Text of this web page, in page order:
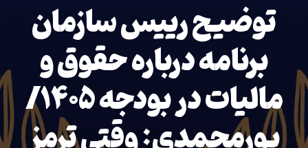
توضیح رییس سازمان
برنامه درباره حقوق و
مالیات در بودجه ۱۴۰۵/